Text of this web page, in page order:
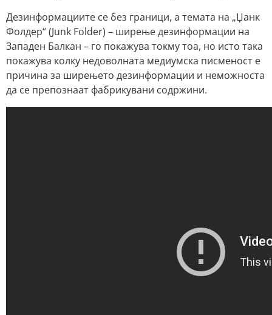
Дезинформациите се без граници, а темата на „Џанк
Фолдер“ (Junk Folder) – ширење дезинформации на
Западен Балкан – го покажува токму тоа, но исто така
покажува колку недоволната медиумска писменост е
причина за ширењето дезинформации и неможноста
да се препознаат фабрикувани содржини.